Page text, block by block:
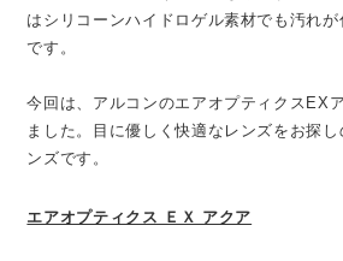
はシリコーンハイドロゲル素材でも汚れ
です。
今回は、アルコンのエアオプティクスEX
ました。目に優しく快適なレンズをお探
ンズです。
エアオプティクス ＥＸ アクア